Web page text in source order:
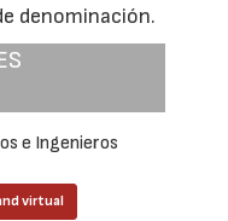
denominación.
e Ingenieros
virtual